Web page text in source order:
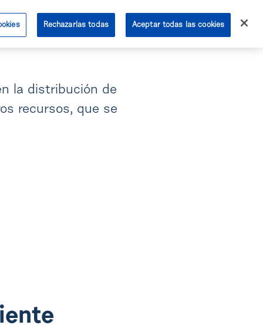
farmavenix.public.contacta
la distribución de
recursos, que se
Rechazarlas todas Aceptar todas las cookies